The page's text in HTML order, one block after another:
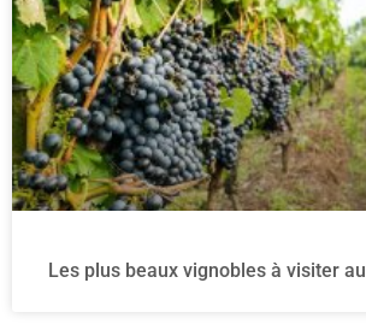
Les plus beaux vignobles à visiter